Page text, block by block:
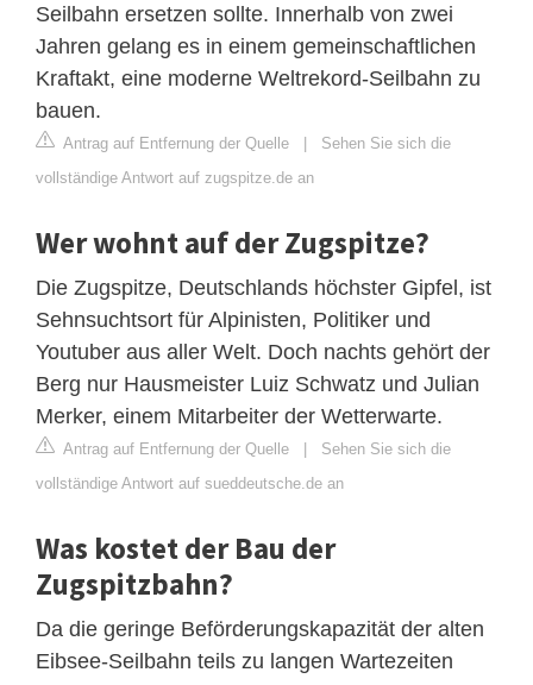
Seilbahn ersetzen sollte. Innerhalb von zwei
Jahren gelang es in einem gemeinschaftlichen
Kraftakt, eine moderne Weltrekord-Seilbahn zu
bauen.
Antrag auf Entfernung der Quelle | Sehen Sie sich die
vollständige Antwort auf zugspitze.de an
Wer wohnt auf der Zugspitze?
Die Zugspitze, Deutschlands höchster Gipfel, ist
Sehnsuchtsort für Alpinisten, Politiker und
Youtuber aus aller Welt. Doch nachts gehört der
Berg nur Hausmeister Luiz Schwatz und Julian
Merker, einem Mitarbeiter der Wetterwarte.
Antrag auf Entfernung der Quelle | Sehen Sie sich die
vollständige Antwort auf sueddeutsche.de an
Was kostet der Bau der
Zugspitzbahn?
Da die geringe Beförderungskapazität der alten
Eibsee-Seilbahn teils zu langen Wartezeiten